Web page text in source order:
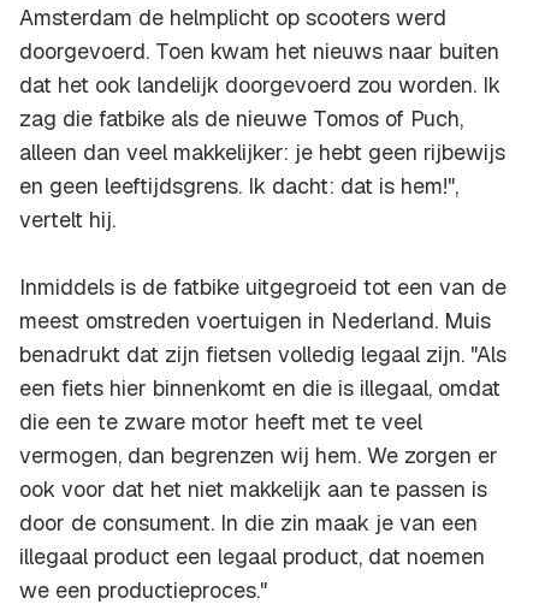
Amsterdam de helmplicht op scooters werd
doorgevoerd. Toen kwam het nieuws naar buiten
dat het ook landelijk doorgevoerd zou worden. Ik
zag die fatbike als de nieuwe Tomos of Puch,
alleen dan veel makkelijker: je hebt geen rijbewijs
en geen leeftijdsgrens. Ik dacht: dat is hem!",
vertelt hij.
Inmiddels is de fatbike uitgegroeid tot een van de
meest omstreden voertuigen in Nederland. Muis
benadrukt dat zijn fietsen volledig legaal zijn. "Als
een fiets hier binnenkomt en die is illegaal, omdat
die een te zware motor heeft met te veel
vermogen, dan begrenzen wij hem. We zorgen er
ook voor dat het niet makkelijk aan te passen is
door de consument. In die zin maak je van een
illegaal product een legaal product, dat noemen
we een productieproces."